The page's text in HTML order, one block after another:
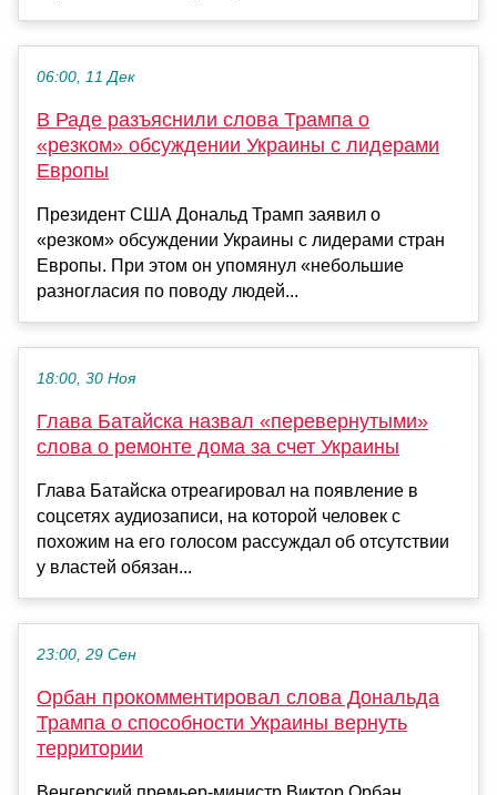
06:00, 11 Дек
В Раде разъяснили слова Трампа о
«резком» обсуждении Украины с лидерами
Европы
Президент США Дональд Трамп заявил о
«резком» обсуждении Украины с лидерами стран
Европы. При этом он упомянул «небольшие
разногласия по поводу людей...
18:00, 30 Ноя
Глава Батайска назвал «перевернутыми»
слова о ремонте дома за счет Украины
Глава Батайска отреагировал на появление в
соцсетях аудиозаписи, на которой человек с
похожим на его голосом рассуждал об отсутствии
у властей обязан...
23:00, 29 Сен
Орбан прокомментировал слова Дональда
Трампа о способности Украины вернуть
территории